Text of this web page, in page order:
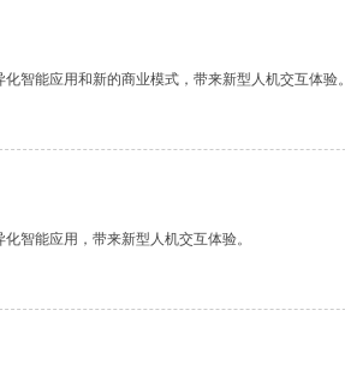
智能应用和新的商业模式，带来新型人机交互体验。
智能应用，带来新型人机交互体验。